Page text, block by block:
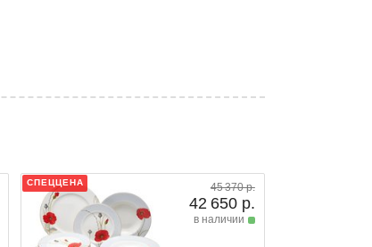
СПЕЦЦЕНА 45 370 р.
42 650 р.
в наличии